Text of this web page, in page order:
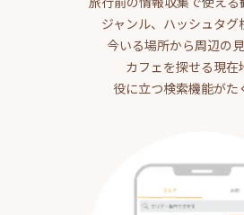
ジャンル、ハッシュタグ
今いる場所から周辺の
カフェを探せる現在
役に立つ検索機能がた